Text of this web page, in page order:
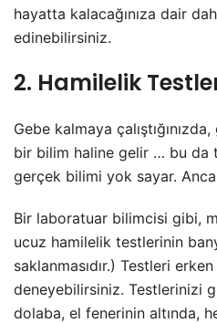
hayatta kalacağınıza dair
edinebilirsiniz.
2. Hamilelik
Gebe kalmaya
bir bilim haline gelir … bu da
gerçek bilimi yok sayar.
Bir laboratuar bilimcisi gibi,
ucuz hamilelik testlerinin
saklanmasıdır.) Testleri
deneyebilirsiniz. Testlerinizi
dolaba, el fenerinin altında,